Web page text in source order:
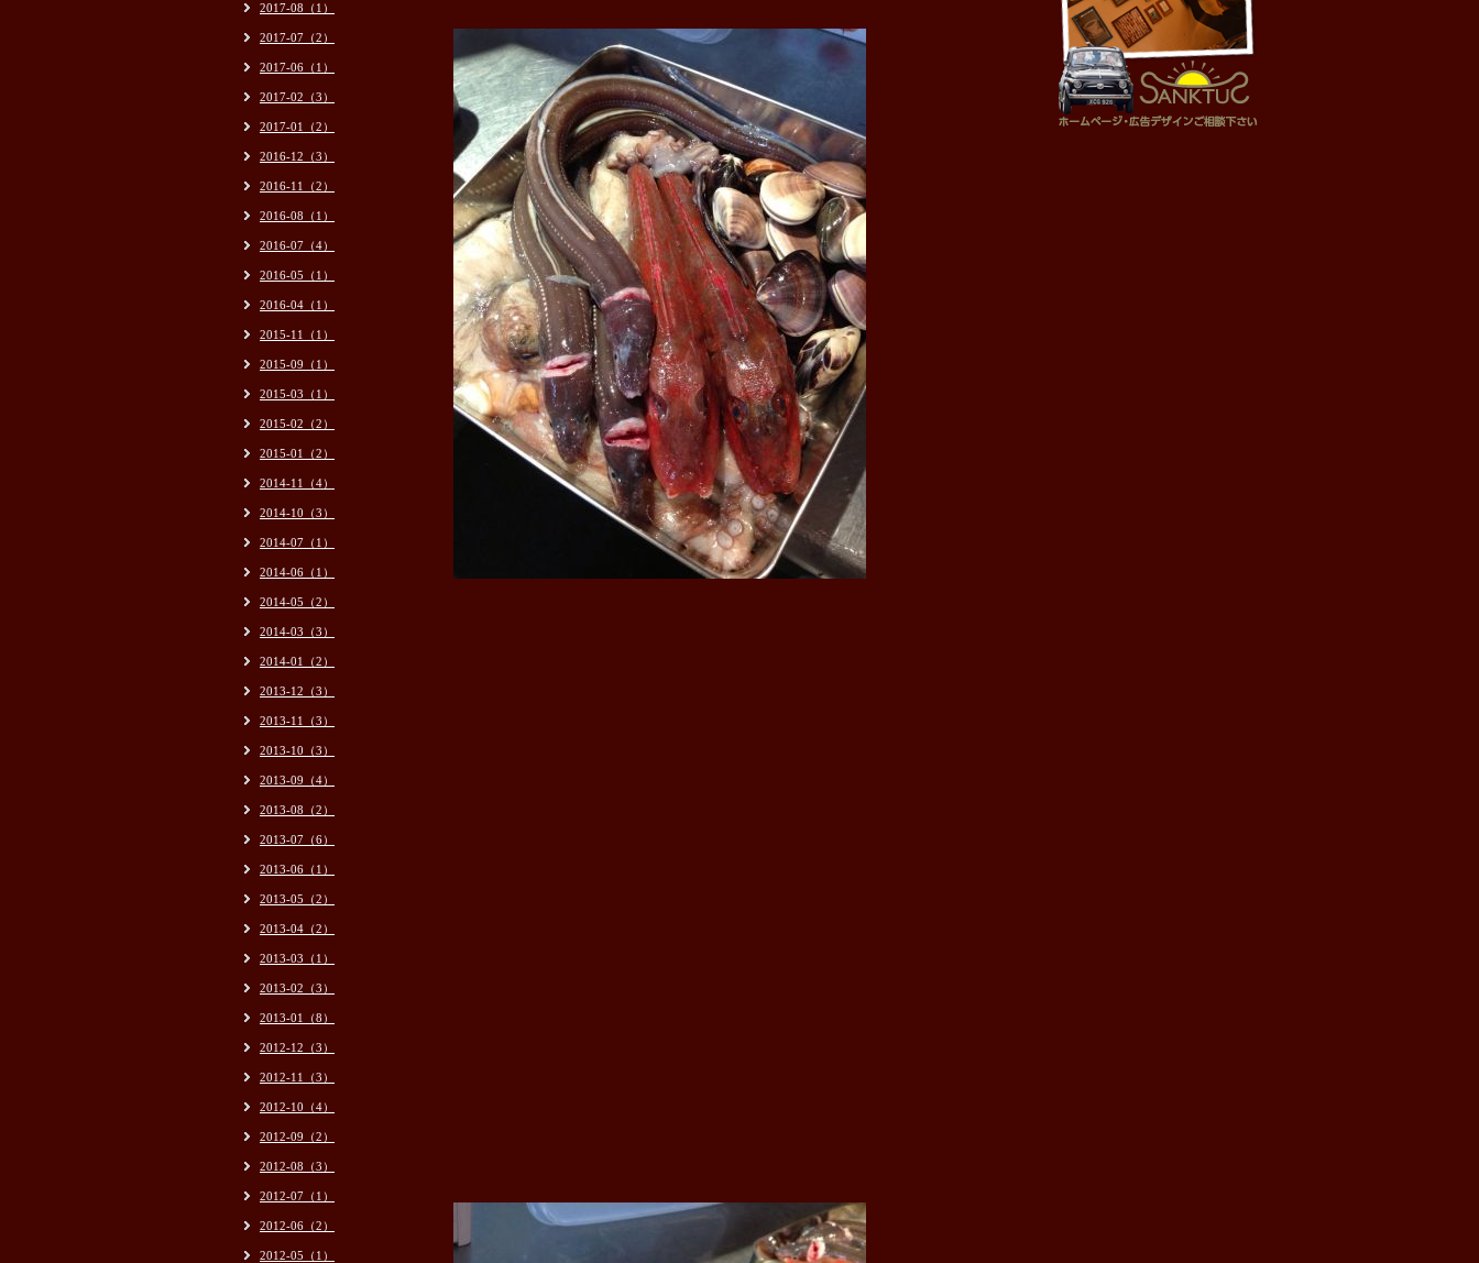
2017-08（1）
2017-07（2）
2017-06（1）
2017-02（3）
2017-01（2）
2016-12（3）
2016-11（2）
2016-08（1）
2016-07（4）
2016-05（1）
2016-04（1）
2015-11（1）
2015-09（1）
2015-03（1）
2015-02（2）
2015-01（2）
2014-11（4）
2014-10（3）
2014-07（1）
2014-06（1）
2014-05（2）
2014-03（3）
2014-01（2）
2013-12（3）
2013-11（3）
2013-10（3）
2013-09（4）
2013-08（2）
2013-07（6）
2013-06（1）
2013-05（2）
2013-04（2）
2013-03（1）
2013-02（3）
2013-01（8）
2012-12（3）
2012-11（3）
2012-10（4）
2012-09（2）
2012-08（3）
2012-07（1）
2012-06（2）
2012-05（1）